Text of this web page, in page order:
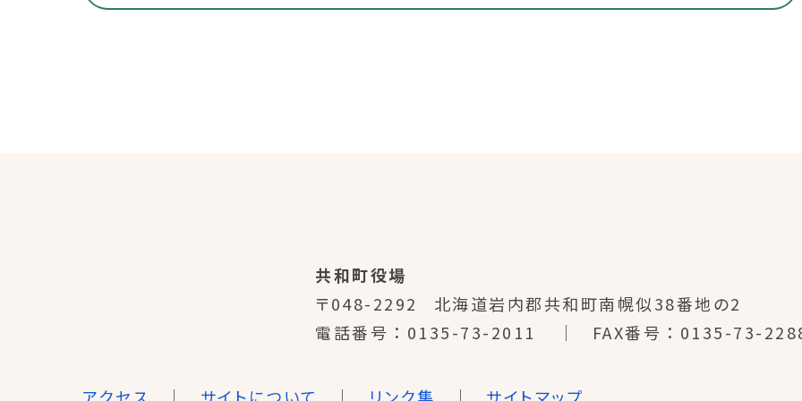
共和町役場
〒048-2292
北海道岩内郡共和町南幌似38番地の2
電話番号
0135-73-2011 FAX番号 0135-73-